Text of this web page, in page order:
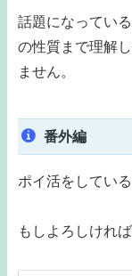
話題になってい
の性質まで理解
ません。
番外編
ポイ活をしてい
もしよろしけれ